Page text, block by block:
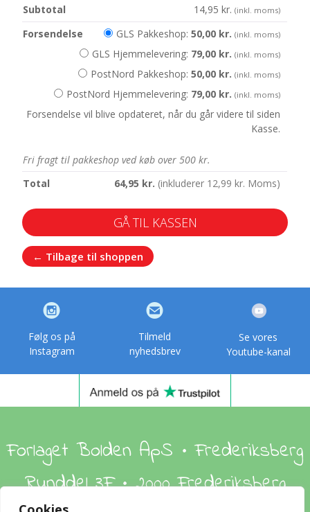
14,95kr. (inkl. moms)
GLS Pakkeshop:50,00 kr. (inkl. moms)
GLS Hjemmelevering: 79,00 kr. (inkl. moms)
PostNord Pakkeshop:50,00 kr. (inkl. moms)
PostNord Hjemmelevering: 79,00 kr. (inkl. moms)
Forsendelse vil blive opdateret, når du går videre til siden
Kasse.
Fri fragt til pakkeshop ved køb over 500 kr.
64,95 kr. (inkluderer 12,99kr. Moms)
GÅ TIL KASSEN
← Tilbage til shoppen
Følg os på
Instagram
Tilmeld
nyhedsbrev
Se vores
Youtube-kanal
Forlaget Bolden ApS • Frederiksberg
Runddel 3F • 2000 Frederiksberg